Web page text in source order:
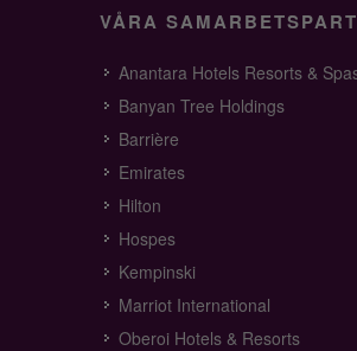
VÅRA
Anantara Hotels Resorts &
Banyan Tree Holdings
Barrière
Emirates
Hilton
Hospes
Kempinski
Marriot International
Oberoi Hotels & Resorts